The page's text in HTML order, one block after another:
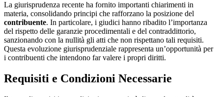
La giurisprudenza recente ha fornito importanti chiarimenti in
materia, consolidando principi che rafforzano la posizione del
contribuente. In particolare, i giudici hanno ribadito l’importanza
del rispetto delle garanzie procedimentali e del contraddittorio,
sanzionando con la nullità gli atti che non rispettano tali requisiti.
Questa evoluzione giurisprudenziale rappresenta un’opportunità per
i contribuenti che intendono far valere i propri diritti.
Requisiti e Condizioni Necessarie